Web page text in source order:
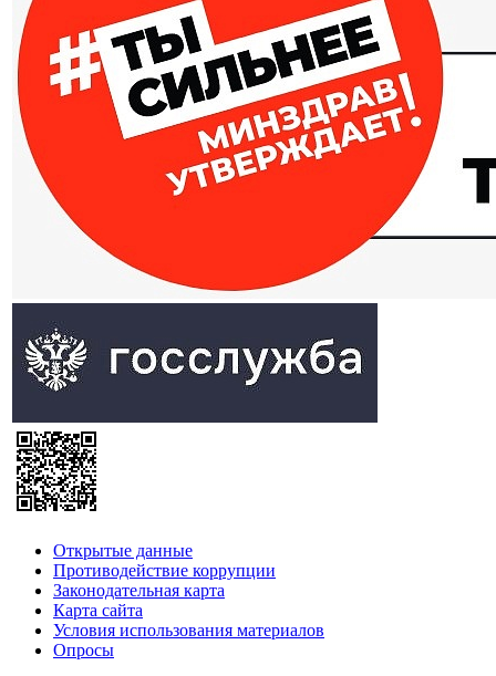
Открытые данные
Противодействие коррупции
Законодательная карта
Карта сайта
Условия использования материалов
Опросы